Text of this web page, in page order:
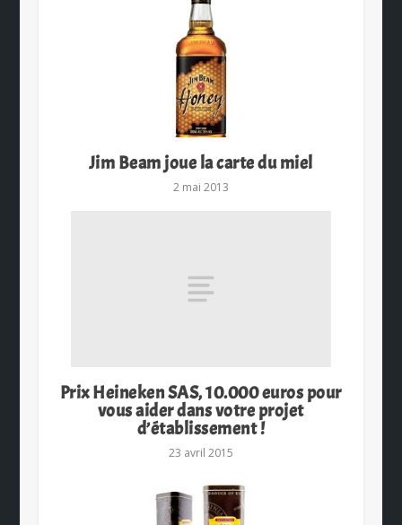
Jim Beam joue la carte du miel
2 mai 2013
Prix Heineken SAS, 10.000 euros pour
vous aider dans votre projet
d’établissement !
23 avril 2015